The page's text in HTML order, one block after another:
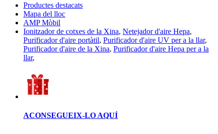
Productes destacats
Mapa del lloc
AMP Mòbil
Ionitzador de cotxes de la Xina, Netejador d'aire Hepa,
Purificador d'aire portàtil, Purificador d'aire UV per a la llar,
Purificador d'aire de la Xina, Purificador d'aire Hepa per a la
llar,
ACONSEGUEIX-LO AQUÍ